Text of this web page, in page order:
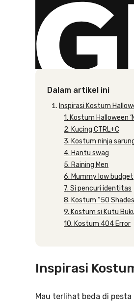
Dalam artikel ini
Inspirasi Kostum
1. Kostum Halloween
2. Kucing CTRL+C
3. Kostum ninja
4. Hantu swag
5. Raining Men
6. Mummy low budget
7. Si pencuri identitas
8. Kostum “50
9. Kostum si Kutu
10. Kostum 404 Error
Inspirasi
Mau terlihat beda di